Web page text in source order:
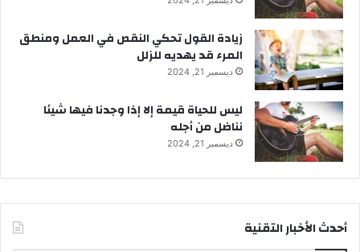
زيادة القول تحكي النقص في العمل ومنطق
المرء قد يهديه للزلل
ديسمبر 21, 2024
ليس للحياة قيمة إلا إذا وجدنا فيها شيئا
نناضل من أجله
ديسمبر 21, 2024
أحدث الأخبار التقنية